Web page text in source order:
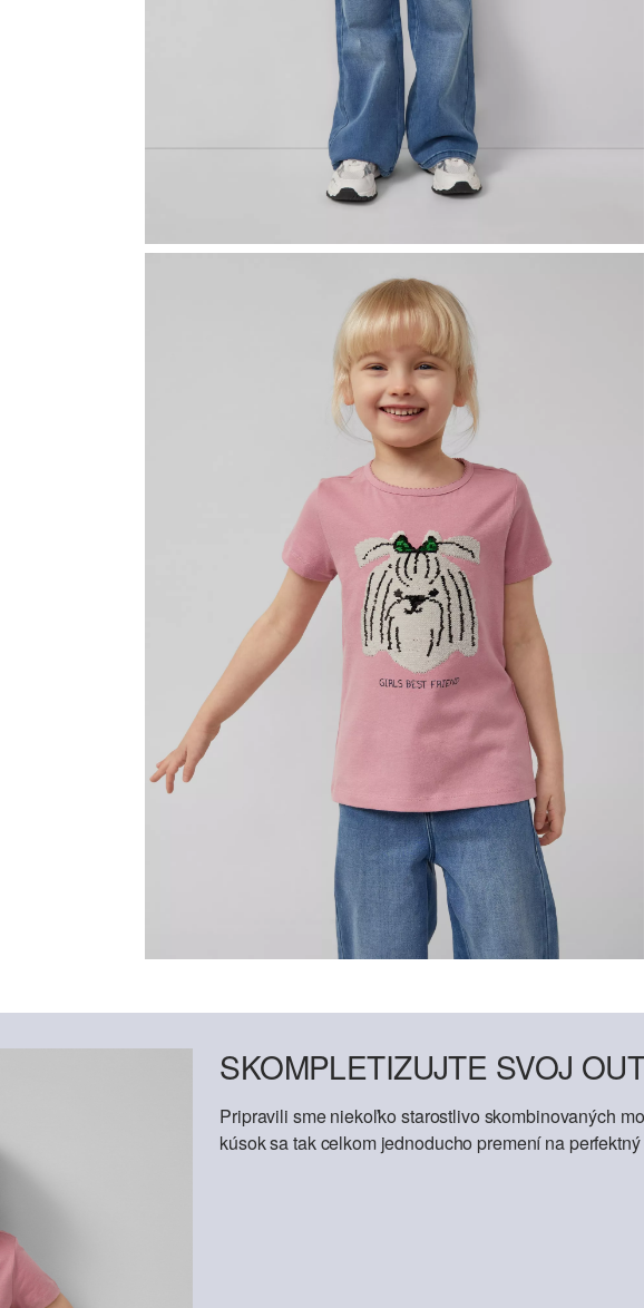
SKOMPLETIZUJTE SVOJ
Pripravili sme niekoľko starostlivo skombinovaných
kúsok sa tak celkom jednoducho premení na perfektný